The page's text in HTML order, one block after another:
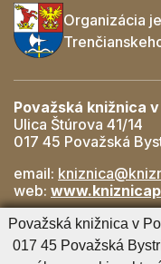
Organizácia
Považská knižnica
Ulica Štúrova 41/14
017 45 Považská
email:
web:
Pobočky
Rozkvet- 042/432
SNP- 0901 918 843,
Považská knižnica v
017 45 Považská